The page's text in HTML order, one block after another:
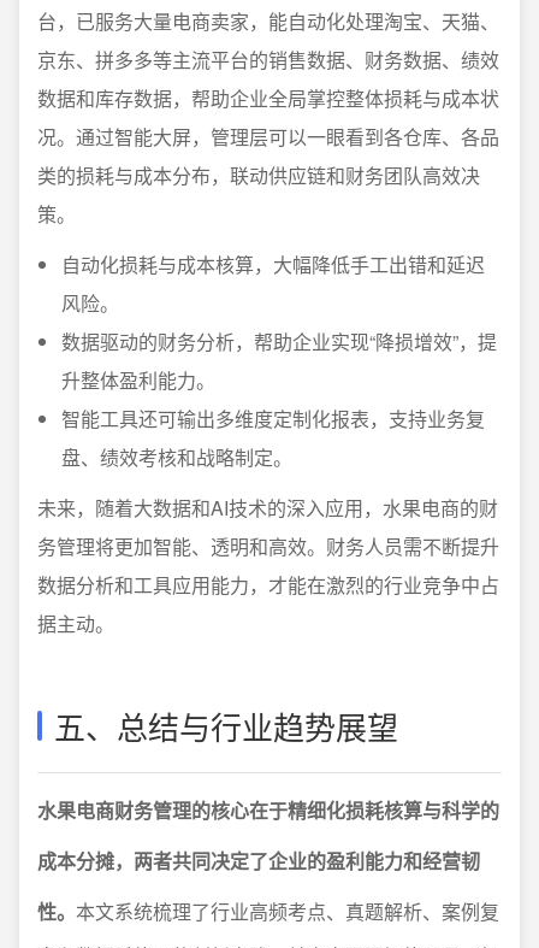
台，已服务大量电商卖家，能自动化处理淘宝、天猫、
京东、拼多多等主流平台的销售数据、财务数据、绩效
数据和库存数据，帮助企业全局掌控整体损耗与成本状
况。通过智能大屏，管理层可以一眼看到各仓库、各品
类的损耗与成本分布，联动供应链和财务团队高效决
策。
自动化损耗与成本核算，大幅降低手工出错和延迟
风险。
数据驱动的财务分析，帮助企业实现“降损增效”，提
升整体盈利能力。
智能工具还可输出多维度定制化报表，支持业务复
盘、绩效考核和战略制定。
未来，随着大数据和AI技术的深入应用，水果电商的财
务管理将更加智能、透明和高效。财务人员需不断提升
数据分析和工具应用能力，才能在激烈的行业竞争中占
据主动。
五、总结与行业趋势展望
水果电商财务管理的核心在于精细化损耗核算与科学的
成本分摊，两者共同决定了企业的盈利能力和经营韧
性。 本文系统梳理了行业高频考点、真题解析、案例复